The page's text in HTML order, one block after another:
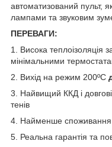
автоматизований пульт,
лампами та звуковим
ПЕРЕВАГИ:
1. Висока теплоізоляція
мінімальними
2. Вихід на режим 200ºС
3. Найвищий ККД і
тенів
4. Найменше споживання
5. Реальна гарантія та